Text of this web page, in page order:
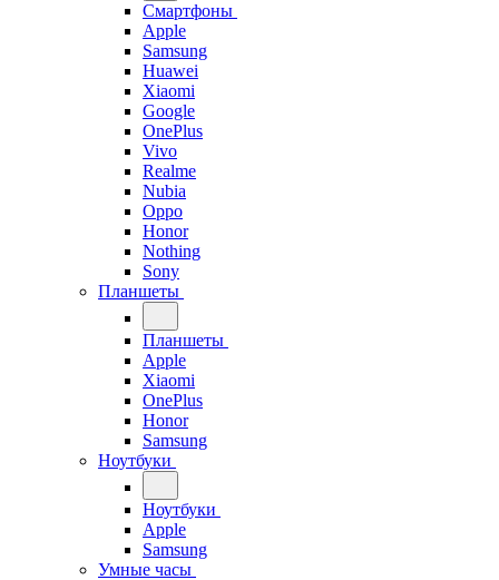
Смартфоны
Apple
Samsung
Huawei
Xiaomi
Google
OnePlus
Vivo
Realme
Nubia
Oppo
Honor
Nothing
Sony
Планшеты
Планшеты
Apple
Xiaomi
OnePlus
Honor
Samsung
Ноутбуки
Ноутбуки
Apple
Samsung
Умные часы